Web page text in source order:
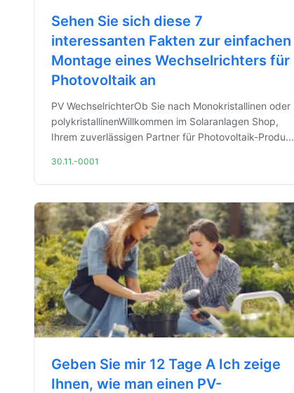
Sehen Sie sich diese 7
interessanten Fakten zur einfachen
Montage eines Wechselrichters für
Photovoltaik an
PV WechselrichterOb Sie nach Monokristallinen oder
polykristallinenWillkommen im Solaranlagen Shop,
Ihrem zuverlässigen Partner für Photovoltaik-Produ...
30.11.-0001
Geben Sie mir 12 Tage A Ich zeige
Ihnen, wie man einen PV-